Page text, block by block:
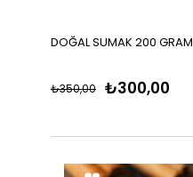
DOĞAL SUMAK 200 GRAM
₺300,00
₺350,00